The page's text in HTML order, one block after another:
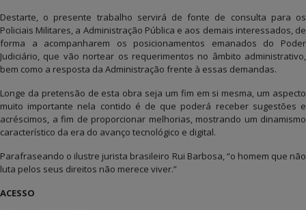
Destarte, o presente trabalho servirá de fonte de consulta para os
Policiais Militares, a Administração Pública e aos demais interessados, de
forma a acompanharem os posicionamentos emanados do Poder
Judiciário, que vão nortear os requerimentos no âmbito administrativo,
bem como a resposta da Administração frente à essas demandas.
Longe da pretensão de esta obra seja um fim em si mesma, um aspecto
muito importante nela contido é de que poderá receber sugestões e
acréscimos, a fim de proporcionar melhorias, mostrando um dinamismo
característico da era do avanço tecnológico e digital.
Parafraseando o ilustre jurista brasileiro Rui Barbosa, “o homem que não
luta pelos seus direitos não merece viver.”
ACESSO